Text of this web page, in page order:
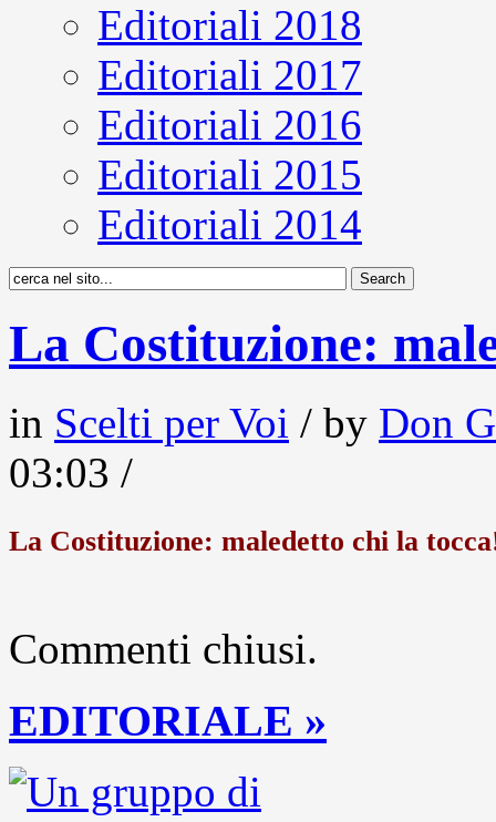
Editoriali 2018
Editoriali 2017
Editoriali 2016
Editoriali 2015
Editoriali 2014
La Costituzione:
in Scelti per Voi / by Don
03:03 /
La Costituzione: maledetto chi la
Commenti chiusi.
EDITORIALE »